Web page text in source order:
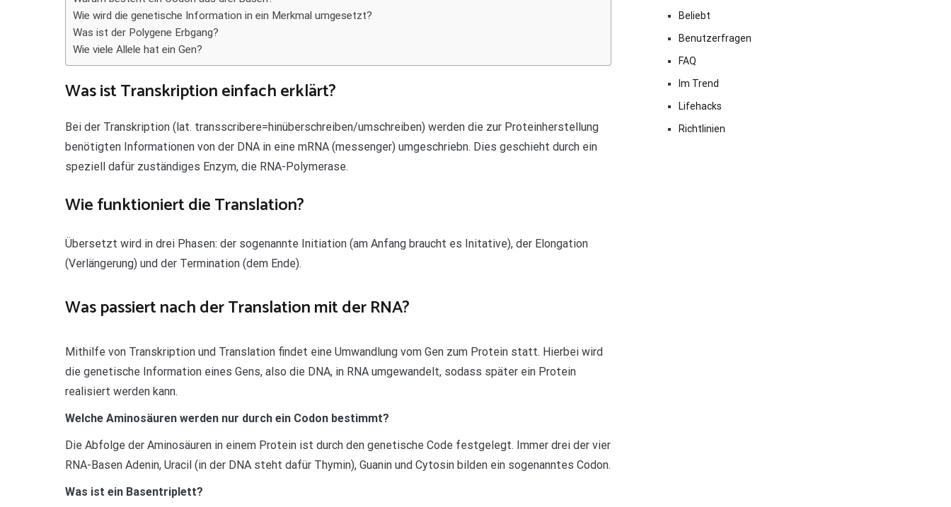
Wie wird die genetische Information in ein Merkmal umgesetzt?
Was ist der Polygene Erbgang?
Wie viele Allele hat ein Gen?
Was ist Transkription einfach erklärt?
Bei der Transkription (lat. transscribere=hinüberschreiben/umschreiben) werden die zur Proteinherstellung
benötigten Informationen von der DNA in eine mRNA (messenger) umgeschriebn. Dies geschieht durch ein
speziell dafür zuständiges Enzym, die RNA-Polymerase.
Wie funktioniert die Translation?
Übersetzt wird in drei Phasen: der sogenannte Initiation (am Anfang braucht es Initative), der Elongation
(Verlängerung) und der Termination (dem Ende).
Was passiert nach der Translation mit der RNA?
Mithilfe von Transkription und Translation findet eine Umwandlung vom Gen zum Protein statt. Hierbei wird
die genetische Information eines Gens, also die DNA, in RNA umgewandelt, sodass später ein Protein
realisiert werden kann.
Welche Aminosäuren werden nur durch ein Codon bestimmt?
Die Abfolge der Aminosäuren in einem Protein ist durch den genetische Code festgelegt. Immer drei der vier
RNA-Basen Adenin, Uracil (in der DNA steht dafür Thymin), Guanin und Cytosin bilden ein sogenanntes Codon.
Was ist ein Basentriplett?
Beliebt
Benutzerfragen
FAQ
Im Trend
Lifehacks
Richtlinien